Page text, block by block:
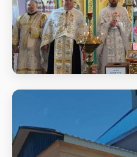
Божественна
храмового свята
Господнього
Божественна літургіяв